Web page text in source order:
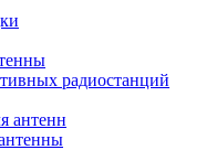
радиостанций
антенн